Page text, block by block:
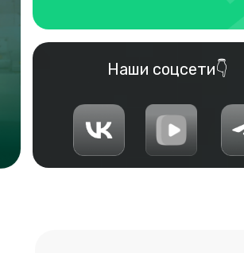
Наши соцсети👇